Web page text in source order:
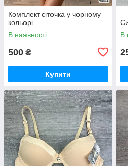
Комплект сіточка у чорному
кольорі
В наявності
500 ₴
Купити
В